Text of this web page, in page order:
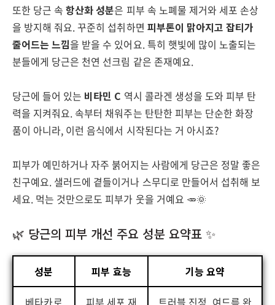
또한 당근 속항산화 성분은 피부 속 노폐물 제거와 세포 손상
을 방지해 줘요. 꾸준히 섭취하면 피부톤이 맑아지고 잡티가
줄어드는 느낌을 받을 수 있어요. 특히 햇빛에 많이 노출되는
분들에게 당근은 천연 선크림 같은 존재예요.
당근에 들어 있는 비타민 C 역시 콜라겐 생성을 도와 피부 탄
력을 지켜줘요. 속부터 채워주는 탄탄한 피부는 단순한 화장
품이 아니라, 이런 음식에서 시작된다는 거 아시죠?
피부가 예민하거나 자주 붉어지는 사람에게 당근은 정말 좋은
친구예요. 샐러드에 곁들이거나 스무디로 만들어서 섭취해 보
세요. 먹는 것만으로도 피부가 웃을 거예요 🥕🌞
🌿 당근의 피부 개선 주요 성분 요약표 ✨
성분 피부 효능 기능 요약
베타카로
피부 세포 재
트러블 진정, 여드름 완